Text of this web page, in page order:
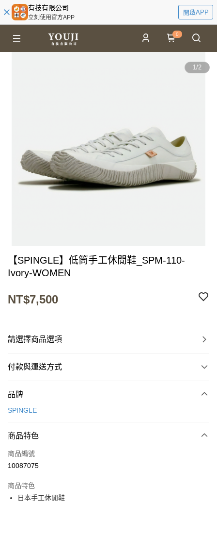
有技有限公司
立刻使用官方APP
開啟APP
0
1/2
【SPINGLE】低筒手工休閒鞋_SPM-110-
Ivory-WOMEN
NT$7,500
請選擇商品選項
付款與運送方式
信用卡一次付款
LINE Pay
Apple Pay
悠遊付
品牌
SPINGLE
商品特色
商品編號
10087075
商品特色
日本手工休閒鞋